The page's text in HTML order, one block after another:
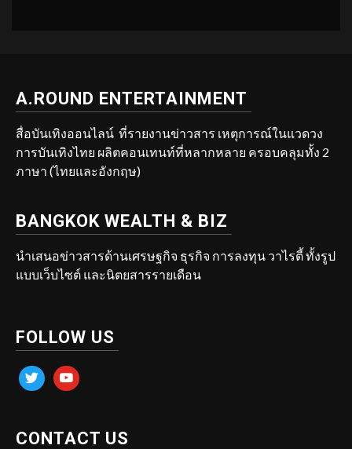
A.ROUND ENTERTAINMENT
สื่อบันเทิงออนไลน์ ที่รายงานข่าวสาร เหตุการณ์ในแวดวง
การบันเทิงไทย ผลิตคอนเทนท์ที่หลากหลาย ครอบคลุมทั้ง 2
ภาษา (ไทยและอังกฤษ)
BANGKOK WEALTH & BIZ
นำเสนอข่าวสารด้านเศรษฐกิจ ธุรกิจ การลงทุน วาไรตี้ ทั้งรูป
แบบเว็บไซต์ และนิตยสารรายเดือน
FOLLOW US
twitter youtube
CONTACT US